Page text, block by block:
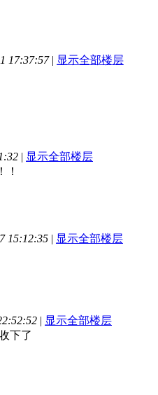
17:37:57 | 显示全部楼层
| 显示全部楼层
！
15:12:35 | 显示全部楼层
| 显示全部楼层
下了